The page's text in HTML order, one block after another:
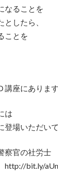
なることを
したら、
ことを
座にあります
は
場いただいて
察官の社労士
bit.ly/